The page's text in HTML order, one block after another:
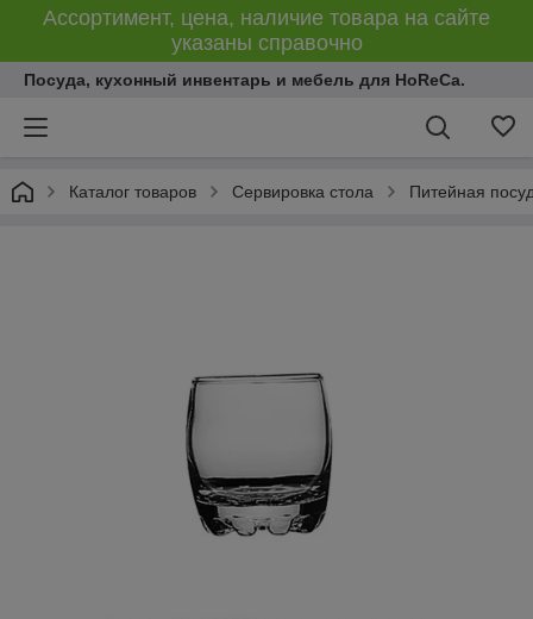
Ассортимент, цена, наличие товара на сайте
указаны справочно
Посуда, кухонный инвентарь и мебель для HoReCa.
Каталог товаров Сервировка стола Питейная